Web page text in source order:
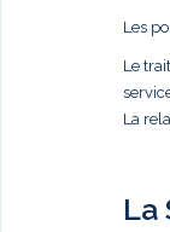
Les
Le
La
La